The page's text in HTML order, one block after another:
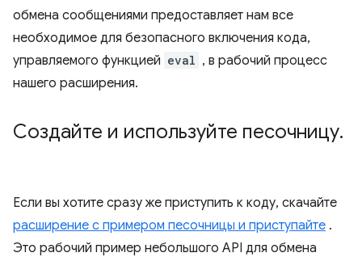
обмена сообщениями предоставляет нам все
необходимое для безопасного включения кода,
управляемого функцией eval , в рабочий процесс
нашего расширения.
Создайте и используйте песочницу.
Если вы хотите сразу же приступить к коду, скачайте
расширение с примером песочницы и приступайте .
Это рабочий пример небольшого API для обмена